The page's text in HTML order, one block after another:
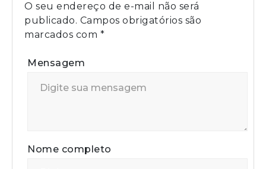
O seu endereço de e-mail não será
publicado. Campos obrigatórios são
marcados com *
Mensagem
Nome completo